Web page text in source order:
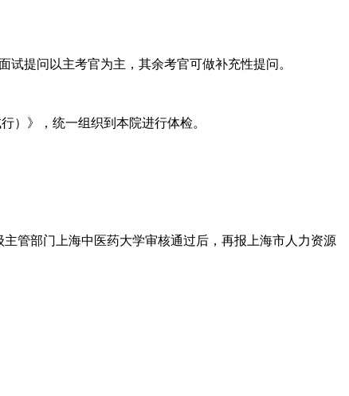
提问以主考官为主，其余考官可做补充性提问。
》，统一组织到本院进行体检。
管部门上海中医药大学审核通过后，再报上海市人力资源